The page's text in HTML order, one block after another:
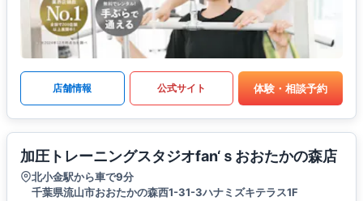
店舗情報 公式サイト 体験・相談予約
加圧トレーニングスタジオfan‘ｓおおたかの森店
北小金駅から車で9分
千葉県流山市おおたかの森西1-31-3ハナミズキテラス1F